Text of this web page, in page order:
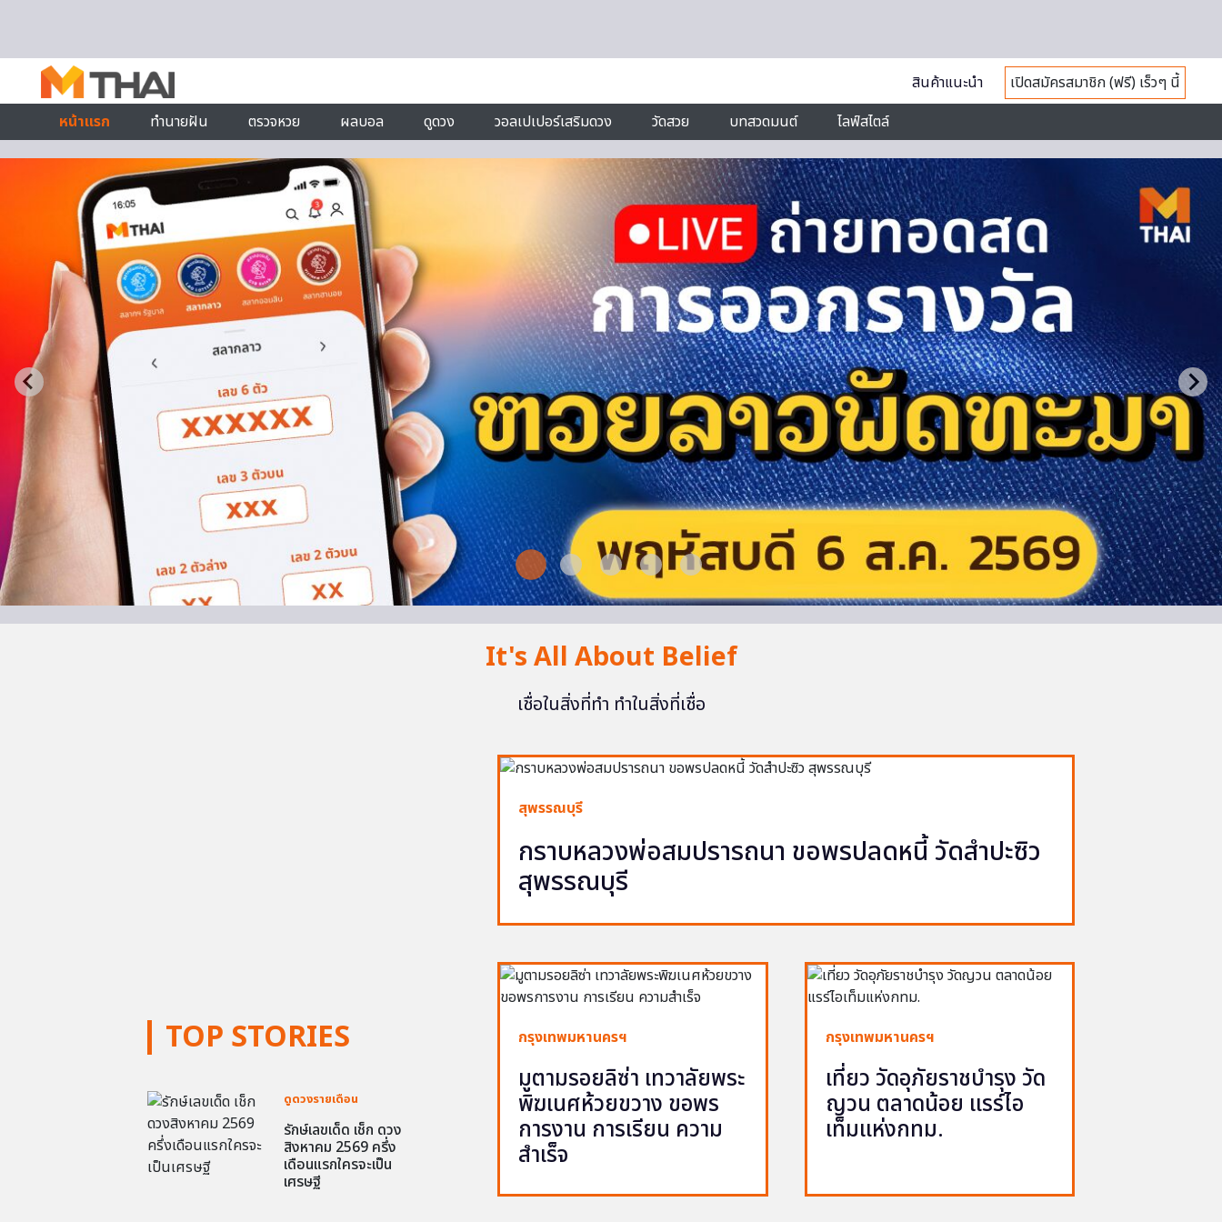
สินค้าแนะนำ
เปิดสมัครสมาชิก (ฟรี) เร็วๆ นี้
หน้าแรก
ทำนายฝัน ตรวจหวย ผลบอล ดูดวง วอลเปเปอร์เสริมดวง วัดสวย บทสวดมนต์ ไลฟ์สไตล์
It's All About Belief
เชื่อในสิ่งที่ทำ ทำในสิ่งที่เชื่อ
TOP STORIES
ดูดวงรายเดือน
รักษ์เลขเด็ด เช็ก ดวง
สิงหาคม 2569 ครึ่ง
เดือนแรกใครจะเป็น
เศรษฐี
สุพรรณบุรี
กราบหลวงพ่อสมปรารถนา ขอพรปลดหนี้ วัดสำปะซิว
สุพรรณบุรี
กรุงเทพมหานครฯ
มูตามรอยลิซ่า เทวาลัยพระ
พิฆเนศห้วยขวาง ขอพร
การงาน การเรียน ความ
สำเร็จ
กรุงเทพมหานครฯ
เที่ยว วัดอุภัยราชบำรุง วัด
ญวน ตลาดน้อย แรร์ไอ
เท็มแห่งกทม.